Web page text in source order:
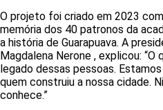
O projeto foi criado em 2023
memória dos 40 patronos da
a história de Guarapuava. A
Magdalena Nerone , explicou:
legado dessas pessoas.
quem construiu a nossa cidade.
conhece.”